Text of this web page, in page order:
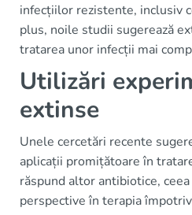
infecțiilor rezistente, inclusiv
plus, noile studii sugerează
tratarea unor infecții mai
Utilizări
extinse
Unele cercetări recente
aplicații promițătoare în
răspund altor antibiotice,
perspective în terapia